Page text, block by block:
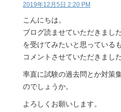
2019年12月5日 2:20 PM
こんにちは。
ブログ読ませていただきまし
を受けてみたいと思っている
コメントさせていただきました
率直に試験の過去問とか対策
のでしょうか。
よろしくお願いします。